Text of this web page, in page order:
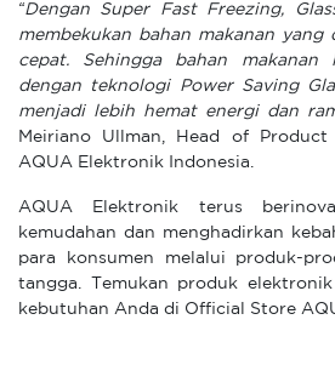
“Dengan Super Fast Freezing,
membekukan bahan makanan yang
cepat. Sehingga bahan makanan
dengan teknologi Power Saving
menjadi lebih hemat energi dan
Meiriano Ullman, Head of Product
AQUA Elektronik Indonesia.
AQUA Elektronik terus
kemudahan dan menghadirkan
para konsumen melalui produk-
tangga. Temukan produk
kebutuhan Anda di Official Store